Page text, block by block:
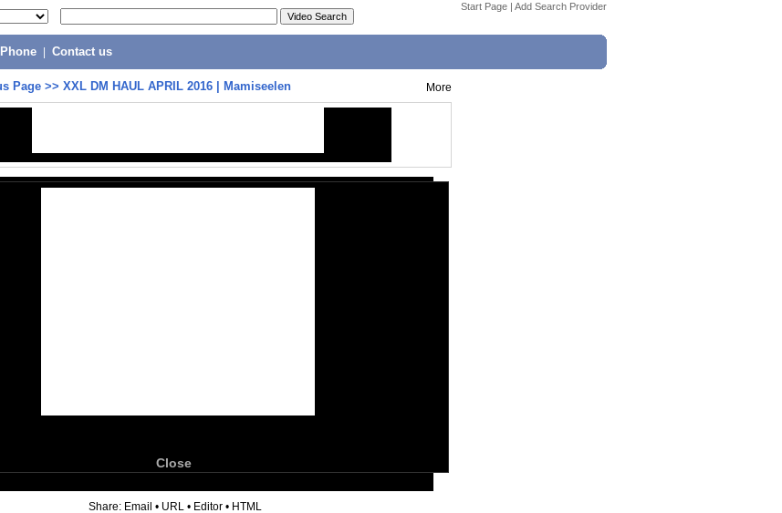
Start Page | Add Search Provider
Contact us
Page >> XXL DM HAUL APRIL 2016 | Mamiseelen More
Close
Share: Email • URL • Editor • HTML